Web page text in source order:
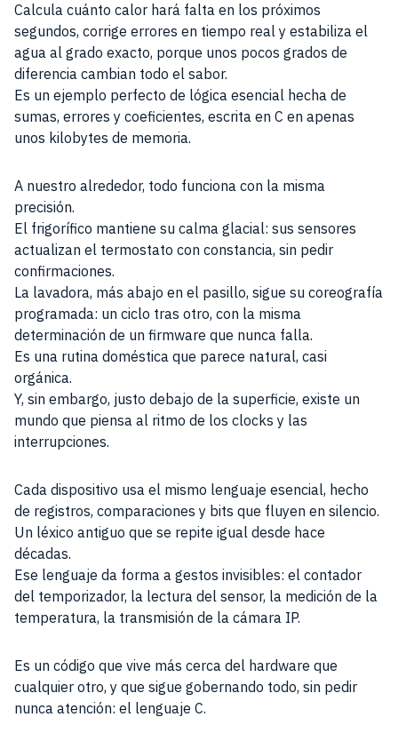
Calcula cuánto calor hará falta en los próximos
segundos, corrige errores en tiempo real y estabiliza el
agua al grado exacto, porque unos pocos grados de
diferencia cambian todo el sabor.
Es un ejemplo perfecto de lógica esencial hecha de
sumas, errores y coeficientes, escrita en C en apenas
unos kilobytes de memoria.
A nuestro alrededor, todo funciona con la misma
precisión.
El frigorífico mantiene su calma glacial: sus sensores
actualizan el termostato con constancia, sin pedir
confirmaciones.
La lavadora, más abajo en el pasillo, sigue su coreografía
programada: un ciclo tras otro, con la misma
determinación de un firmware que nunca falla.
Es una rutina doméstica que parece natural, casi
orgánica.
Y, sin embargo, justo debajo de la superficie, existe un
mundo que piensa al ritmo de los clocks y las
interrupciones.
Cada dispositivo usa el mismo lenguaje esencial, hecho
de registros, comparaciones y bits que fluyen en silencio.
Un léxico antiguo que se repite igual desde hace
décadas.
Ese lenguaje da forma a gestos invisibles: el contador
del temporizador, la lectura del sensor, la medición de la
temperatura, la transmisión de la cámara IP.
Es un código que vive más cerca del hardware que
cualquier otro, y que sigue gobernando todo, sin pedir
nunca atención: el lenguaje C.